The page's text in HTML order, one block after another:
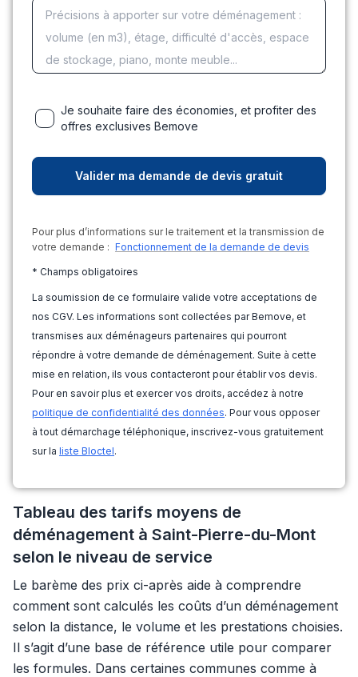
Je souhaite faire des économies, et profiter des
offres exclusives Bemove
Pour plus d’informations sur le traitement et la transmission de
votre demande : Fonctionnement de la demande de devis
* Champs obligatoires
La soumission de ce formulaire valide votre acceptations de
nos CGV. Les informations sont collectées par Bemove, et
transmises aux déménageurs partenaires qui pourront
répondre à votre demande de déménagement. Suite à cette
mise en relation, ils vous contacteront pour établir vos devis.
Pour en savoir plus et exercer vos droits, accédez à notre
politique de confidentialité des données. Pour vous opposer
à tout démarchage téléphonique, inscrivez-vous gratuitement
sur la liste Bloctel.
Tableau des tarifs moyens de
déménagement à Saint-Pierre-du-Mont
selon le niveau de service
Le barème des prix ci-après aide à comprendre
comment sont calculés les coûts d’un déménagement
selon la distance, le volume et les prestations choisies.
Il s’agit d’une base de référence utile pour comparer
les formules. Dans certaines communes comme à